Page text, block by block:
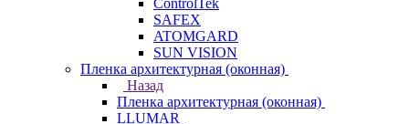
ControlTek
SAFEX
ATOMGARD
SUN VISION
Пленка архитектурная (оконная)
Назад
Пленка архитектурная (оконная)
LLUMAR